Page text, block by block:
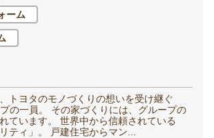
ーム
トヨタのモノづくりの想いを受け継ぐ
の一員。 その家づくりには、グループの
ています。 世界中から信頼されている
ティ」。 戸建住宅からマン...